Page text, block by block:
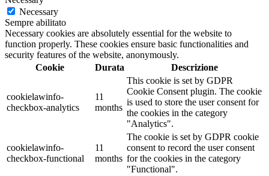
Necessary
Sempre abilitato
Necessary cookies are absolutely essential for the website to
function properly. These cookies ensure basic functionalities and
security features of the website, anonymously.
Cookie
Durata Descrizione
cookielawinfo-
checkbox-analytics
11
months
This cookie is set by GDPR
Cookie Consent plugin. The cookie
is used to store the user consent for
the cookies in the category
"Analytics".
cookielawinfo-
checkbox-functional
11
months
The cookie is set by GDPR cookie
consent to record the user consent
for the cookies in the category
"Functional".